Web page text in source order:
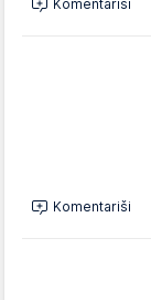
Komentariši
Komentariši